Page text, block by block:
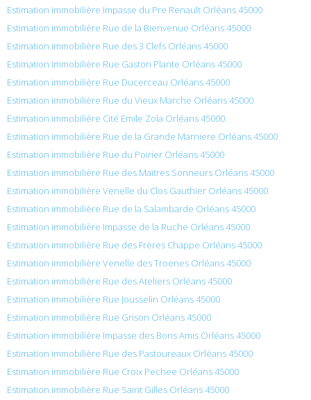
Estimation immobilière Impasse du Pre Renault Orléans 45000
Estimation immobilière Rue de la Bienvenue Orléans 45000
Estimation immobilière Rue des 3 Clefs Orléans 45000
Estimation immobilière Rue Gaston Plante Orléans 45000
Estimation immobilière Rue Ducerceau Orléans 45000
Estimation immobilière Rue du Vieux Marche Orléans 45000
Estimation immobilière Cité Émile Zola Orléans 45000
Estimation immobilière Rue de la Grande Marniere Orléans 45000
Estimation immobilière Rue du Poirier Orléans 45000
Estimation immobilière Rue des Maitres Sonneurs Orléans 45000
Estimation immobilière Venelle du Clos Gauthier Orléans 45000
Estimation immobilière Rue de la Salambarde Orléans 45000
Estimation immobilière Impasse de la Ruche Orléans 45000
Estimation immobilière Rue des Frères Chappe Orléans 45000
Estimation immobilière Venelle des Troenes Orléans 45000
Estimation immobilière Rue des Ateliers Orléans 45000
Estimation immobilière Rue Jousselin Orléans 45000
Estimation immobilière Rue Grison Orléans 45000
Estimation immobilière Impasse des Bons Amis Orléans 45000
Estimation immobilière Rue des Pastoureaux Orléans 45000
Estimation immobilière Rue Croix Pechee Orléans 45000
Estimation immobilière Rue Saint Gilles Orléans 45000